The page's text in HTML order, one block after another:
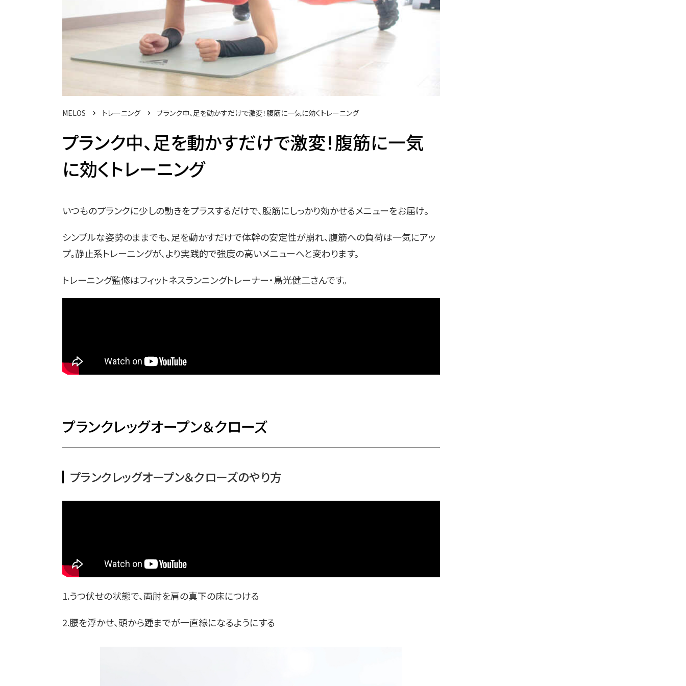
MELOS トレーニング プランク中、足を動かすだけで激変！腹筋に一気に効くトレーニング
プランク中、足を動かすだけで激変！腹筋に一気
に効くトレーニング
いつものプランクに少しの動きをプラスするだけで、腹筋にしっかり効かせるメニューをお届け。
シンプルな姿勢のままでも、足を動かすだけで体幹の安定性が崩れ、腹筋への負荷は一気にアッ
プ。静止系トレーニングが、より実践的で強度の高いメニューへと変わります。
トレーニング監修はフィットネスランニングトレーナー・鳥光健二さんです。
プランクレッグオープン＆クローズ
プランクレッグオープン＆クローズのやり方
1.うつ伏せの状態で、両肘を肩の真下の床につける
2.腰を浮かせ、頭から踵までが一直線になるようにする